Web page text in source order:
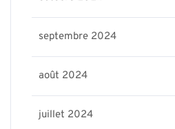
septembre 2024
août 2024
juillet 2024